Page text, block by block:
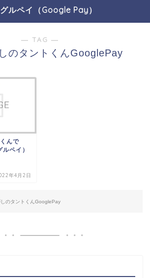
ルペイ（Google Pay）
― TAG ―
のタントくんGooglePay
んで
ペイ）
年4月2日
のタントくんGooglePay